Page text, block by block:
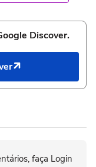
Discover.
faça Login